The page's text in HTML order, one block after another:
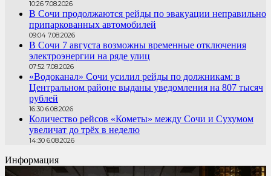
10:26 7.08.2026
В Сочи продолжаются рейды по эвакуации неправильно
припаркованных автомобилей
09:04 7.08.2026
В Сочи 7 августа возможны временные отключения
электроэнергии на ряде улиц
07:52 7.08.2026
«Водоканал» Сочи усилил рейды по должникам: в
Центральном районе выданы уведомления на 807 тысяч
рублей
16:30 6.08.2026
Количество рейсов «Кометы» между Сочи и Сухумом
увеличат до трёх в неделю
14:30 6.08.2026
Информация